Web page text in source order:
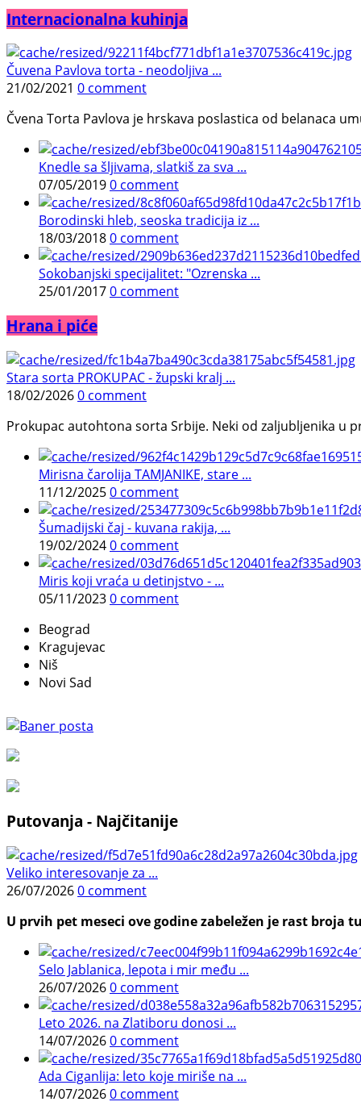
Internacionalna kuhinja
Čuvena Pavlova torta - neodoljiva ...
21/02/2021 0 comment
Čvena Torta Pavlova je hrskava poslastica od belanaca
Knedle sa šljivama, slatkiš za sva ...
07/05/20190 comment
Borodinski hleb, seoska tradicija iz ...
18/03/20180 comment
Sokobanjski specijalitet: "Ozrenska ...
25/01/20170 comment
Hrana i piće
Stara sorta PROKUPAC - župski kralj ...
18/02/20260 comment
Prokupac autohtona sorta Srbije. Neki od zaljubljenika u
Mirisna čarolija TAMJANIKE, stare ...
11/12/20250 comment
Šumadijski čaj - kuvana rakija, ...
19/02/20240 comment
Miris koji vraća u detinjstvo - ...
05/11/20230 comment
Beograd
Kragujevac
Niš
Novi Sad
Putovanja - Najčitanije
Veliko interesovanje za ...
26/07/20260 comment
U prvih pet meseci ove godine zabeležen je rast
Selo Jablanica, lepota i mir među ...
26/07/20260 comment
Leto 2026. na Zlatiboru donosi ...
14/07/20260 comment
Ada Ciganlija: leto koje miriše na ...
14/07/20260 comment